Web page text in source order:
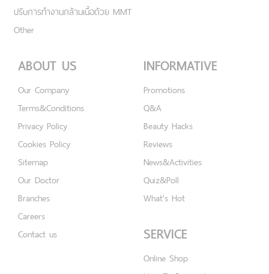
ปรับการทำงานกล้ามเนื้อด้วย MMT
Other
ABOUT US
Our Company
Terms&Conditions
Privacy Policy
Cookies Policy
Sitemap
Our Doctor
Branches
Careers
Contact us
INFORMATIVE
Promotions
Q&A
Beauty Hacks
Reviews
News&Activities
Quiz&Poll
What's Hot
SERVICE
Online Shop